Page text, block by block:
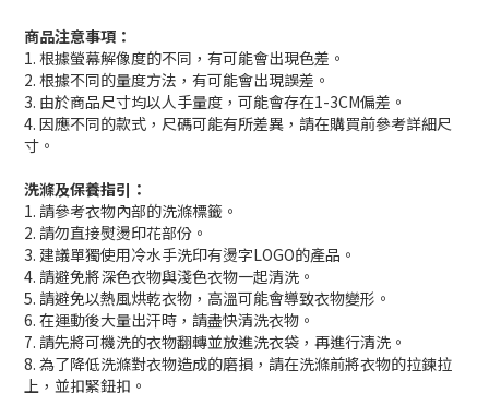
商品注意事項：
1. 根據螢幕解像度的不同，有可能會出現色差。
2. 根據不同的量度方法，有可能會出現誤差。
3. 由於商品尺寸均以人手量度，可能會存在1-3CM偏差。
4. 因應不同的款式，尺碼可能有所差異，請在購買前參考詳細尺
寸。
洗滌及保養指引：
1. 請參考衣物內部的洗滌標籤。
2. 請勿直接熨燙印花部份。
3. 建議單獨使用冷水手洗印有燙字LOGO的產品。
4. 請避免將深色衣物與淺色衣物一起清洗。
5. 請避免以熱風烘乾衣物，高溫可能會導致衣物變形。
6. 在運動後大量出汗時，請盡快清洗衣物。
7. 請先將可機洗的衣物翻轉並放進洗衣袋，再進行清洗。
8. 為了降低洗滌對衣物造成的磨損，請在洗滌前將衣物的拉鍊拉
上，並扣緊鈕扣。